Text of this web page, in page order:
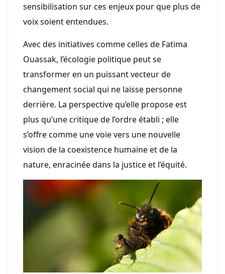
sensibilisation sur ces enjeux pour que plus de
voix soient entendues.
Avec des initiatives comme celles de Fatima
Ouassak, l’écologie politique peut se
transformer en un puissant vecteur de
changement social qui ne laisse personne
derrière. La perspective qu’elle propose est
plus qu’une critique de l’ordre établi ; elle
s’offre comme une voie vers une nouvelle
vision de la coexistence humaine et de la
nature, enracinée dans la justice et l’équité.